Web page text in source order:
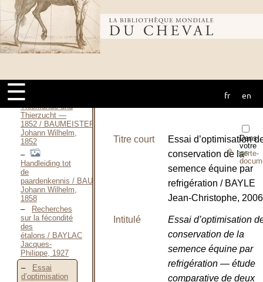
Bibliothèque
mondiale du
cheval
☰ fr en
Handbuch der
landwirthschaftlichen
Thierkunde und
Thierzucht (T.I,
1 &
2) / BAUMEISTER
Handbuch der
landwirthschaftlichen
Thierkunde und
Thierzucht —
1852 / BAUMEISTER
Johann Wilhelm,
1852
Handleiding tot
de
paardenkennis / BAUMEISTER
Johann Wilhelm,
1858
Recherches
sur la fécondité
des
étalons / BAYLAC
Jacques-
Philippe, 1927
Essai
d’optimisation
Dans
votre
porte-
⇪ PDF
Titre court
Essai d’optimisation
conservation de la
semence équine par
refrigération / BAYLE
Jean-Christophe, 2006
Intitulé
Essai d’optimisation
conservation de la
semence équine par
refrigération — étude
comparative de deux